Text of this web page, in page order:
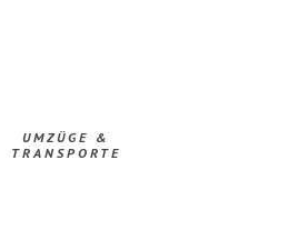
UMZÜGE &
TRANSPORTE